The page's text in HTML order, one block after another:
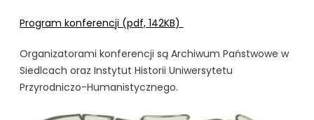
Program konferencji (pdf, 142KB)
Organizatorami konferencji są Archiwum Państwowe w
Siedlcach oraz Instytut Historii Uniwersytetu
Przyrodniczo-Humanistycznego.